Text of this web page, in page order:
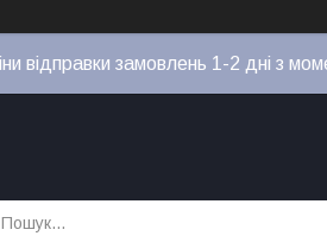
відправки замовлень 1-2 дні з